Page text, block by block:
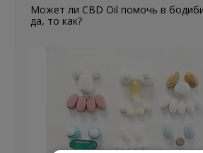
Может ли CBD Oil помочь в
да, то как?